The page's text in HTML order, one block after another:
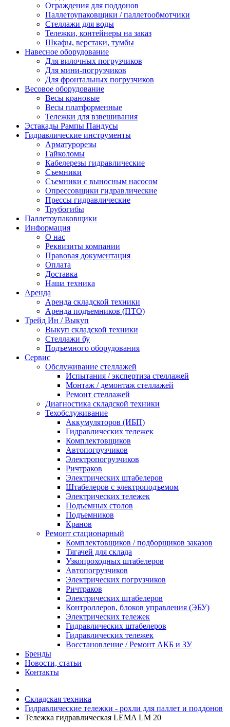
Ограждения для поддонов
Паллетоупаковщики / паллетообмотчики
Стеллажи для воды
Тележки, контейнеры на заказ
Шкафы, верстаки, тумбы
Навесное оборудование
Для вилочных погрузчиков
Для мини-погрузчиков
Для фронтальных погрузчиков
Весовое оборудование
Весы крановые
Весы платформенные
Тележки для взвешивания
Эстакады Рампы Пандусы
Гидравлические инструменты
Арматурорезы
Гайколомы
Кабелерезы гидравлические
Съемники
Съемники с выносным насосом
Опрессовщики гидравлические
Прессы гидравлические
Трубогибы
Паллетоупаковщики
Информация
О нас
Реквизиты компании
Правовая документация
Оплата
Доставка
Наша техника
Аренда
Аренда складской техники
Аренда подъемников (ПТО)
Трейд Ин / Выкуп
Выкуп складской техники
Стеллажи бу
Подъемного оборудования
Сервис
Обслуживание стеллажей
Испытания / экспертиза стеллажей
Монтаж / демонтаж стеллажей
Ремонт стеллажей
Диагностика складской техники
Техобслуживание
Аккумуляторов (ИБП)
Гидравлических тележек
Комплектовщиков
Автопогрузчиков
Электропогрузчиков
Ричтраков
Электрических штабелеров
Штабелеров с электроподъемом
Электрических тележек
Подъемных столов
Подъемников
Кранов
Ремонт стационарный
Комплектовщиков / подборщиков заказов
Тягачей для склада
Узкопроходных штабелеров
Автопогрузчиков
Электрических погрузчиков
Ричтраков
Электрических штабелеров
Контроллеров, блоков управления (ЭБУ)
Электрических тележек
Гидравлических штабелеров
Гидравлических тележек
Восстановление / Ремонт АКБ и ЗУ
Бренды
Новости, статьи
Контакты
Складская техника
Гидравлические тележки - рохли для паллет и поддонов
Тележка гидравлическая LEMA LM 20